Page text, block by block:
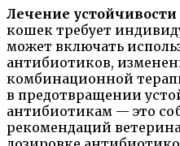
Лечение
кошек требует
может включать
антибиотиков,
комбинационной
в предотвращении
антибиотикам — это
рекомендаций